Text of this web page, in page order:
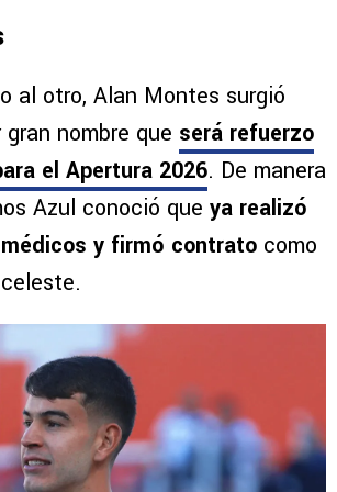
al otro, Alan Montes surgió
nombre que será refuerzo
el Apertura 2026. De manera
Azul conoció que ya realizó
y firmó contrato como